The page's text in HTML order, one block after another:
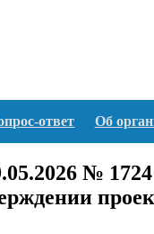
ответ Об
№ 1724 О